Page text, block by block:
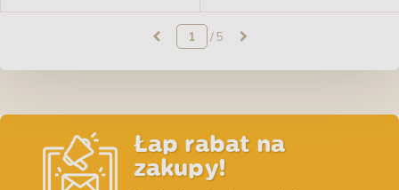
/ 5
Łap rabat na
zakupy!